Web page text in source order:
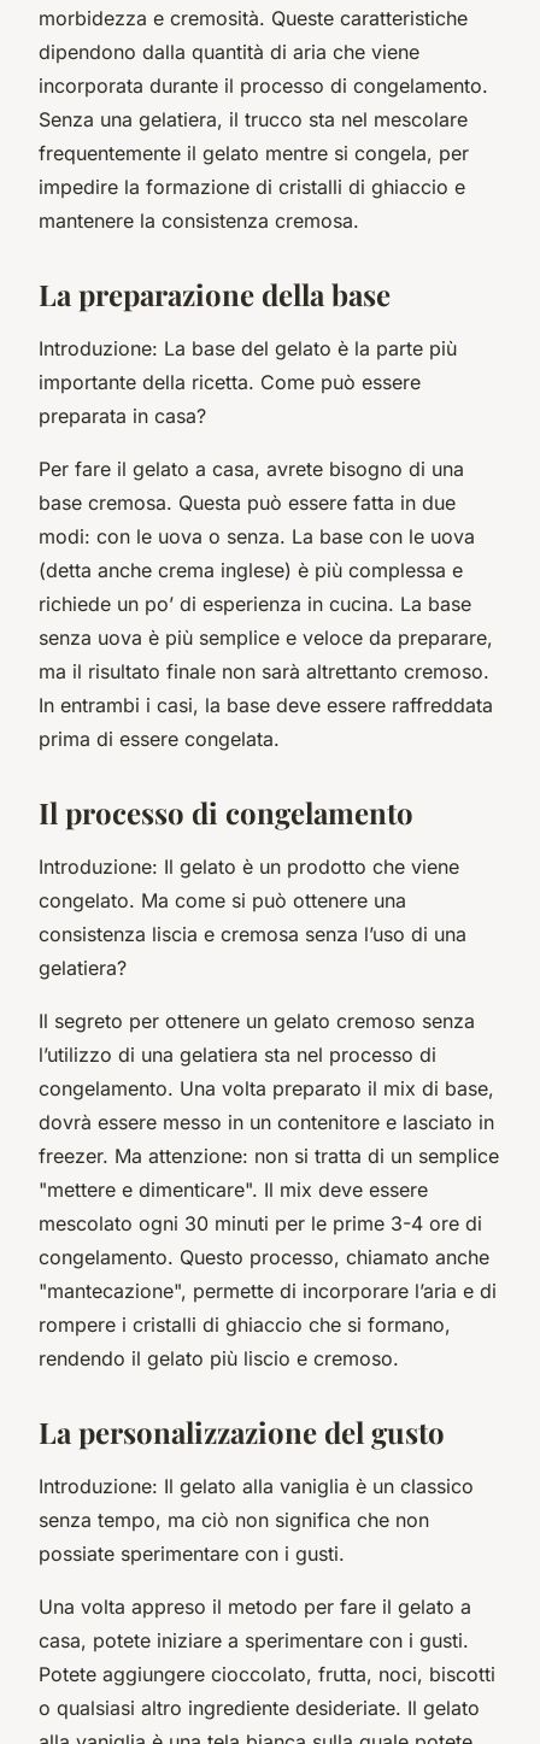
morbidezza e cremosità. Queste caratteristiche
dipendono dalla quantità di aria che viene
incorporata durante il processo di congelamento.
Senza una gelatiera, il trucco sta nel mescolare
frequentemente il gelato mentre si congela, per
impedire la formazione di cristalli di ghiaccio e
mantenere la consistenza cremosa.
La preparazione della base
Introduzione: La base del gelato è la parte più
importante della ricetta. Come può essere
preparata in casa?
Per fare il gelato a casa, avrete bisogno di una
base cremosa. Questa può essere fatta in due
modi: con le uova o senza. La base con le uova
(detta anche crema inglese) è più complessa e
richiede un po’ di esperienza in cucina. La base
senza uova è più semplice e veloce da preparare,
ma il risultato finale non sarà altrettanto cremoso.
In entrambi i casi, la base deve essere raffreddata
prima di essere congelata.
Il processo di congelamento
Introduzione: Il gelato è un prodotto che viene
congelato. Ma come si può ottenere una
consistenza liscia e cremosa senza l’uso di una
gelatiera?
Il segreto per ottenere un gelato cremoso senza
l’utilizzo di una gelatiera sta nel processo di
congelamento. Una volta preparato il mix di base,
dovrà essere messo in un contenitore e lasciato in
freezer. Ma attenzione: non si tratta di un semplice
"mettere e dimenticare". Il mix deve essere
mescolato ogni 30 minuti per le prime 3-4 ore di
congelamento. Questo processo, chiamato anche
"mantecazione", permette di incorporare l’aria e di
rompere i cristalli di ghiaccio che si formano,
rendendo il gelato più liscio e cremoso.
La personalizzazione del gusto
Introduzione: Il gelato alla vaniglia è un classico
senza tempo, ma ciò non significa che non
possiate sperimentare con i gusti.
Una volta appreso il metodo per fare il gelato a
casa, potete iniziare a sperimentare con i gusti.
Potete aggiungere cioccolato, frutta, noci, biscotti
o qualsiasi altro ingrediente desideriate. Il gelato